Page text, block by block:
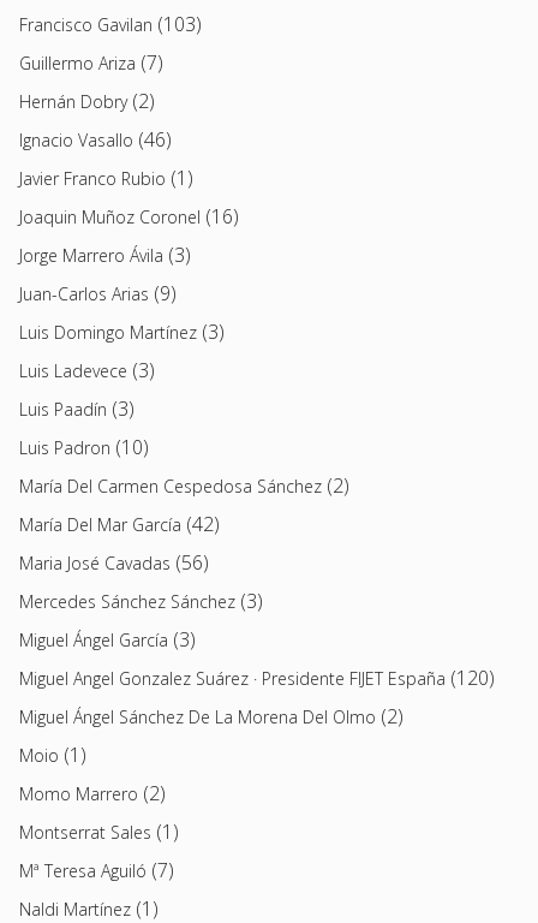
Francisco Gavilan (103)
Guillermo Ariza (7)
Hernán Dobry(2)
Ignacio Vasallo (46)
Javier Franco Rubio (1)
Joaquin Muñoz Coronel (16)
Jorge Marrero Ávila (3)
Juan-Carlos Arias (9)
Luis Domingo Martínez (3)
Luis Ladevece (3)
Luis Paadín (3)
Luis Padron (10)
María Del Carmen Cespedosa Sánchez (2)
María Del Mar García (42)
Maria José Cavadas (56)
Mercedes Sánchez Sánchez (3)
Miguel Ángel García (3)
Miguel Angel Gonzalez Suárez · Presidente FIJET España (120)
Miguel Ángel Sánchez De La Morena Del Olmo (2)
Moio (1)
Momo Marrero (2)
Montserrat Sales (1)
Mª Teresa Aguiló (7)
Naldi Martínez (1)